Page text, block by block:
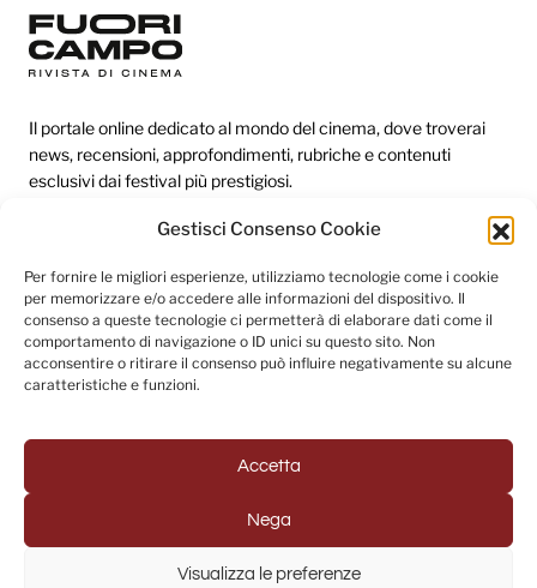
Gestisci Consenso Cookie
Per fornire le migliori esperienze, utilizziamo tecnologie come i cookie
per memorizzare e/o accedere alle informazioni del dispositivo. Il
consenso a queste tecnologie ci permetterà di elaborare dati come il
comportamento di navigazione o ID unici su questo sito. Non
acconsentire o ritirare il consenso può influire negativamente su alcune
caratteristiche e funzioni.
Accetta
Nega
Visualizza le preferenze
Il portale online dedicato al mondo del cinema, dove troverai
news, recensioni, approfondimenti, rubriche e contenuti
esclusivi dai festival più prestigiosi.
Redazione
Categorie
Link utili
Seguici sui social
© 2025 Fuori Campo - Testata Giornalistica registrata al